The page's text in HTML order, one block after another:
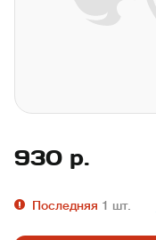
930 р.
Последняя 1 шт.